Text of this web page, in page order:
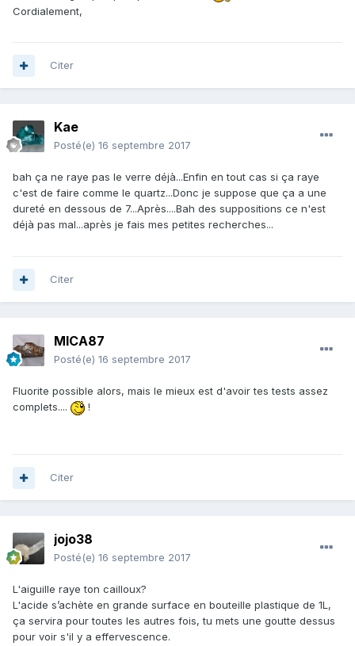
Cordialement,
Citer
Kae
Posté(e) 16 septembre 2017
bah ça ne raye pas le verre déjà...Enfin en tout cas si ça raye
c'est de faire comme le quartz...Donc je suppose que ça a une
dureté en dessous de 7...Après....Bah des suppositions ce n'est
déjà pas mal...après je fais mes petites recherches...
Citer
MICA87
Posté(e) 16 septembre 2017
Fluorite possible alors, mais le mieux est d'avoir tes tests assez
complets....
!
Citer
jojo38
Posté(e) 16 septembre 2017
L'aiguille raye ton cailloux?
L'acide s’achète en grande surface en bouteille plastique de 1L,
ça servira pour toutes les autres fois, tu mets une goutte dessus
pour voir s'il y a effervescence.